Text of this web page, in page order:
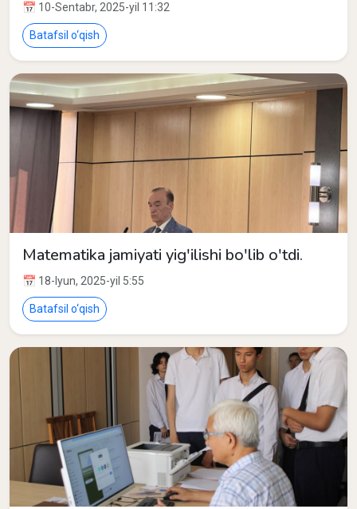
📅 10-Sentabr, 2025-yil 11:32
Batafsil o‘qish
Matematika jamiyati yig'ilishi bo'lib o'tdi.
📅 18-Iyun, 2025-yil 5:55
Batafsil o‘qish